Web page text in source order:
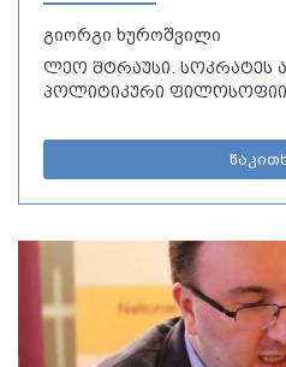
გიორგი ხუროშვილი
ლეო შტრაუსი. სოკრატეს
პოლიტიკური